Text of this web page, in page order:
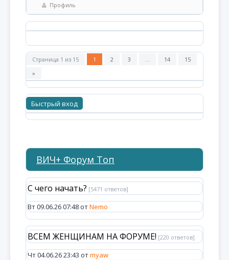
Профиль
Страница 1 из 15 1 2 3 … 14
15
»
ВИЧ+ Форум Топ
С чего начать? [5471 ответов]
Вт 09.06.26 07:48 отNemo
ВСЕМ ЖЕНЩИНАМ НА ФОРУМЕ! [220 ответов]
Чт 04.06.26 23:43 отmyaw